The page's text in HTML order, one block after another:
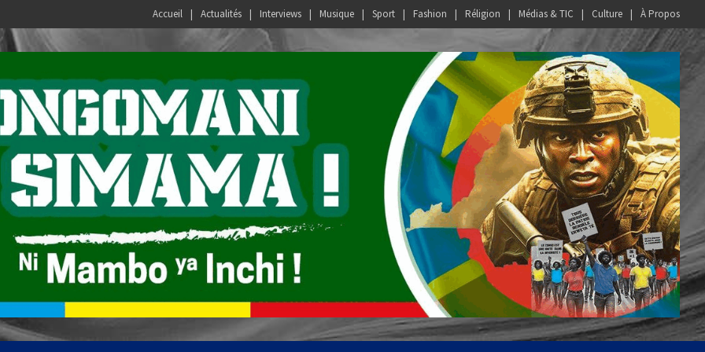
Accueil Actualités Interviews Musique Sport Fashion Réligion Médias & TIC Culture À Propos